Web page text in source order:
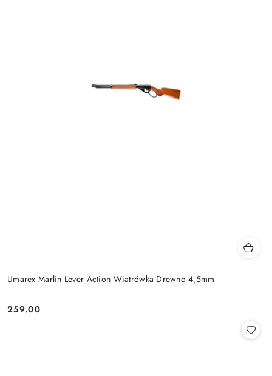
Umarex Marlin Lever Action Wiatrówka Drewno 4,5mm
Cena:
259.00